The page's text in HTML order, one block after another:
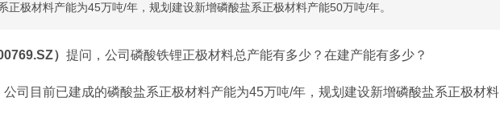
正极材料产能为45万吨/年，规划建设新增磷酸盐系正极材料产能50万吨/年。
） 提问，公司磷酸铁锂正极材料总产能有多少？在建产能有多少？
司目前已建成的磷酸盐系正极材料产能为45万吨/年，规划建设新增磷酸盐系正极材料